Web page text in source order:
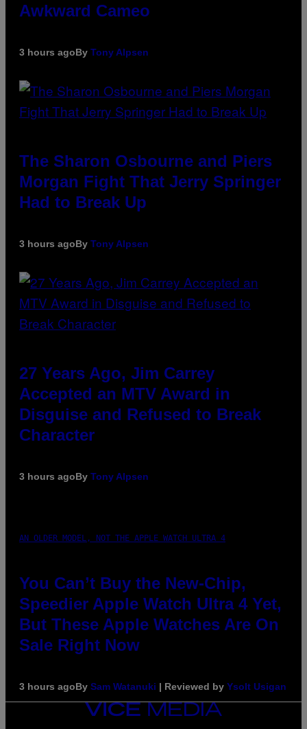
Awkward Cameo
3 hours agoBy Tony Alpsen
The Sharon Osbourne and Piers
Morgan Fight That Jerry Springer
Had to Break Up
3 hours agoBy Tony Alpsen
27 Years Ago, Jim Carrey
Accepted an MTV Award in
Disguise and Refused to Break
Character
3 hours agoBy Tony Alpsen
AN OLDER MODEL, NOT THE APPLE WATCH ULTRA 4
You Can’t Buy the New-Chip,
Speedier Apple Watch Ultra 4 Yet,
But These Apple Watches Are On
Sale Right Now
3 hours agoBy Sam Watanuki | Reviewed by Ysolt Usigan
VICE
MEDIA